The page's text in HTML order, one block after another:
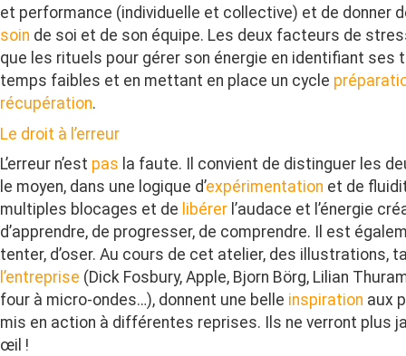
et performance (individuelle et collective) et de donner
soin de soi et de son équipe. Les deux facteurs de
que les rituels pour gérer son énergie en identifiant
temps faibles et en mettant en place un cycle
récupération.
Le droit à l’erreur
L’erreur n’est pas la faute. Il convient de distinguer les
le moyen, dans une logique d’expérimentation et de
multiples blocages et de libérer l’audace et l’énergie
d’apprendre, de progresser, de comprendre. Il est
tenter, d’oser. Au cours de cet atelier, des illustrations,
l’entreprise (Dick Fosbury, Apple, Bjorn Börg, Lilian
four à micro-ondes…), donnent une belle inspiration aux
mis en action à différentes reprises. Ils ne verront plus
œil !